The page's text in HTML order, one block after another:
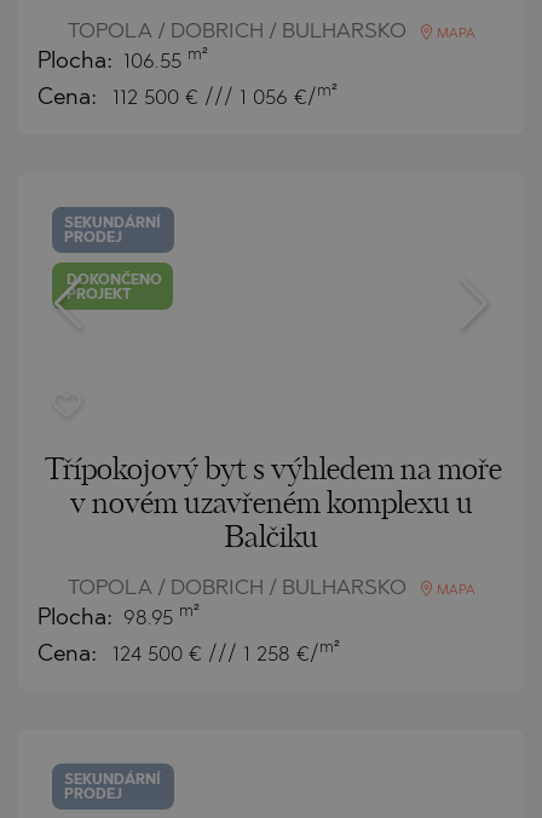
TOPOLA / DOBRICH / BULHARSKO MAPA
Plocha: 106.55 m²
Cena: 112 500 € /// 1 056 €/ m²
SEKUNDÁRNÍ
PRODEJ
DOKONČENO
PROJEKT
Třípokojový byt s výhledem na moře
v novém uzavřeném komplexu u
Balčiku
TOPOLA / DOBRICH / BULHARSKO MAPA
Plocha: 98.95 m²
Cena: 124 500 € /// 1 258 €/ m²
SEKUNDÁRNÍ
PRODEJ